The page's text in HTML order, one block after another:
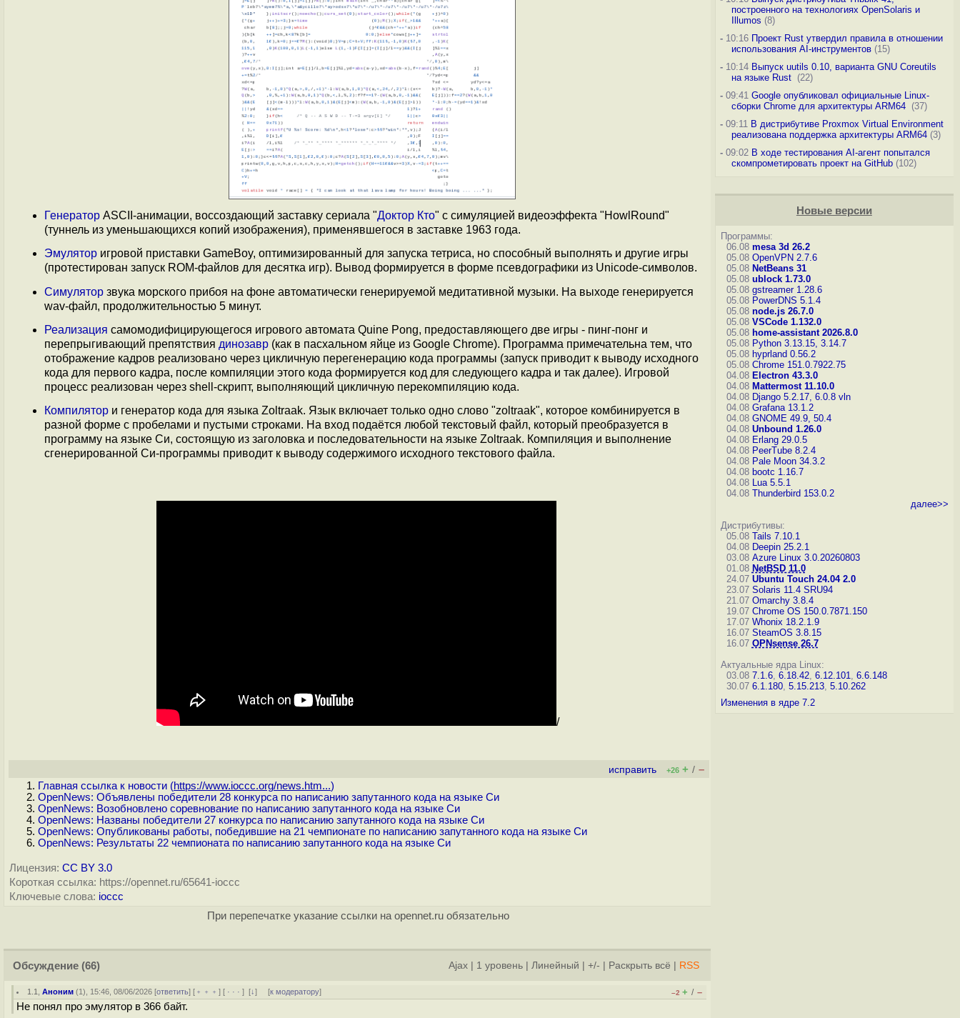
Генератор ASCII-анимации, воссоздающий заставку сериала "Доктор Кто" с симуляцией видеоэффекта "HowlRound"
(туннель из уменьшающихся копий изображения), применявшегося в заставке 1963 года.
Эмулятор игровой приставки GameBoy, оптимизированный для запуска тетриса, но способный выполнять и другие игры
(протестирован запуск ROM-файлов для десятка игр). Вывод формируется в форме псевдографики из Unicode-символов.
Симулятор звука морского прибоя на фоне автоматически генерируемой медитативной музыки. На выходе генерируется
wav-файл, продолжительностью 5 минут.
Реализация самомодифицирующегося игрового автомата Quine Pong, предоставляющего две игры - пинг-понг и
перепрыгивающий препятствия динозавр (как в пасхальном яйце из Google Chrome). Программа примечательна тем, что
отображение кадров реализовано через цикличную перегенерацию кода программы (запуск приводит к выводу исходного
кода для первого кадра, после компиляции этого кода формируется код для следующего кадра и так далее). Игровой
процесс реализован через shell-скрипт, выполняющий цикличную перекомпиляцию кода.
Компилятор и генератор кода для языка Zoltraak. Язык включает только одно слово "zoltraak", которое комбинируется в
разной форме с пробелами и пустыми строками. На вход подаётся любой текстовый файл, который преобразуется в
программу на языке Си, состоящую из заголовка и последовательности на языке Zoltraak. Компиляция и выполнение
сгенерированной Си-программы приводит к выводу содержимого исходного текстового файла.
/
исправить +26 + / –
Главная ссылка к новости (https://www.ioccc.org/news.htm...)
OpenNews: Объявлены победители 28 конкурса по написанию запутанного кода на языке Си
OpenNews: Возобновлено соревнование по написанию запутанного кода на языке Си
OpenNews: Названы победители 27 конкурса по написанию запутанного кода на языке Си
OpenNews: Опубликованы работы, победившие на 21 чемпионате по написанию запутанного кода на языке Си
OpenNews: Результаты 22 чемпионата по написанию запутанного кода на языке Си
Лицензия: CC BY 3.0
Короткая ссылка: https://opennet.ru/65641-ioccc
Ключевые слова: ioccc
При перепечатке указание ссылки на opennet.ru обязательно
Обсуждение (66) Ajax 1 уровень Линейный +/- Раскрыть всё RSS
1.1 ,Аноним (1), 15:46, 08/06/2026 [ответить] [ ﹢﹢﹢] [ · · ·][↓] [к модератору] –2 + / –
Не понял про эмулятор в 366 байт.
построенного на технологиях OpenSolaris и
Illumos (8)
-10:16 Проект Rust утвердил правила в отношении
использования AI-инструментов(15)
-10:14 Выпуск uutils 0.10, варианта GNU Coreutils
на языке Rust (22)
-09:41 Google опубликовал официальные Linux-
сборки Chrome для архитектуры ARM64 (37)
-09:11 В дистрибутиве Proxmox Virtual Environment
реализована поддержка архитектуры ARM64(3)
-09:02 В ходе тестирования AI-агент попытался
скомпрометировать проект на GitHub(102)
Новые версии
Программы:
06.08 mesa 3d 26.2
05.08 OpenVPN 2.7.6
05.08 NetBeans 31
05.08 ublock 1.73.0
05.08 gstreamer 1.28.6
05.08 PowerDNS 5.1.4
05.08 node.js 26.7.0
05.08 VSCode 1.132.0
05.08 home-assistant 2026.8.0
05.08 Python 3.13.15, 3.14.7
05.08 hyprland 0.56.2
05.08 Chrome 151.0.7922.75
04.08 Electron 43.3.0
04.08 Mattermost 11.10.0
04.08 Django 5.2.17, 6.0.8 vln
04.08 Grafana 13.1.2
04.08 GNOME 49.9, 50.4
04.08 Unbound 1.26.0
04.08 Erlang 29.0.5
04.08 PeerTube 8.2.4
04.08 Pale Moon 34.3.2
04.08 bootc 1.16.7
04.08 Lua 5.5.1
04.08 Thunderbird 153.0.2
далее>>
Дистрибутивы:
05.08 Tails 7.10.1
04.08 Deepin 25.2.1
03.08 Azure Linux 3.0.20260803
01.08 NetBSD 11.0
24.07 Ubuntu Touch 24.04 2.0
23.07 Solaris 11.4 SRU94
21.07 Omarchy 3.8.4
19.07 Chrome OS 150.0.7871.150
17.07 Whonix 18.2.1.9
16.07 SteamOS 3.8.15
16.07 OPNsense 26.7
Актуальные ядра Linux:
03.08 7.1.6, 6.18.42, 6.12.101, 6.6.148
30.07 6.1.180, 5.15.213, 5.10.262
Изменения в ядре 7.2